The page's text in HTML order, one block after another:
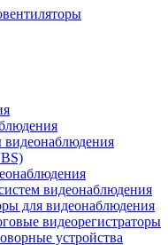
видеонаблюдения
для видеонаблюдения
видеорегистраторы
устройства